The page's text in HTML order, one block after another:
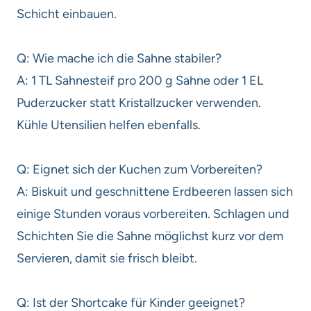
Schicht einbauen.
Q: Wie mache ich die Sahne stabiler?
A: 1 TL Sahnesteif pro 200 g Sahne oder 1 EL
Puderzucker statt Kristallzucker verwenden.
Kühle Utensilien helfen ebenfalls.
Q: Eignet sich der Kuchen zum Vorbereiten?
A: Biskuit und geschnittene Erdbeeren lassen sich
einige Stunden voraus vorbereiten. Schlagen und
Schichten Sie die Sahne möglichst kurz vor dem
Servieren, damit sie frisch bleibt.
Q: Ist der Shortcake für Kinder geeignet?